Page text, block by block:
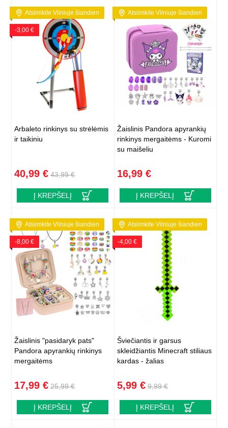
Atsiimkite Vilniuje šiandien
-3,00 €
Arbaleto rinkinys su strėlėmis
ir taikiniu
40,99 € 43,99 €
Į KREPŠELĮ
Atsiimkite Vilniuje šiandien
Žaislinis Pandora apyrankių
rinkinys mergaitėms - Kuromi
su maišeliu
16,99 €
Į KREPŠELĮ
Atsiimkite Vilniuje šiandien
-8,00 €
Žaislinis "pasidaryk pats"
Pandora apyrankių rinkinys
mergaitėms
17,99 € 25,99 €
Į KREPŠELĮ
Atsiimkite Vilniuje šiandien
-4,00 €
Šviečiantis ir garsus
skleidžiantis Minecraft stiliaus
kardas - žalias
5,99 € 9,99 €
Į KREPŠELĮ